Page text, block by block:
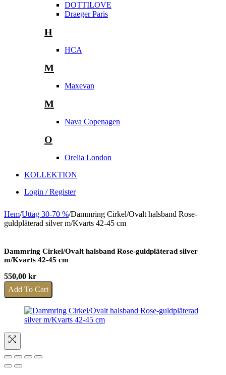
DOTTILOVE
Draeger Paris
H
HCA
M
Maxevan
M
Nava Copenagen
O
Orelia London
KOLLEKTION
Login / Register
Hem/Uttag 30-70 %/Dammring Cirkel/Ovalt halsband Rose-
guldpläterad silver m/Kvarts 42-45 cm
Dammring Cirkel/Ovalt halsband Rose-guldpläterad silver
m/Kvarts 42-45 cm
550,00 kr
Add To Cart